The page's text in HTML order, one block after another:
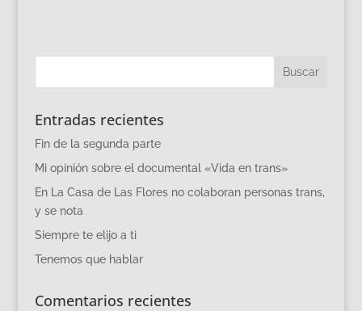
Entradas recientes
Fin de la segunda parte
Mi opinión sobre el documental «Vida en trans»
En La Casa de Las Flores no colaboran personas trans,
y se nota
Siempre te elijo a ti
Tenemos que hablar
Comentarios recientes